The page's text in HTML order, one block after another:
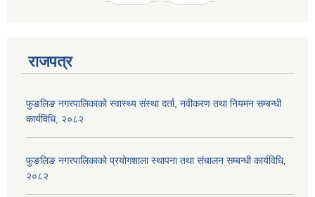
राजपत्र
फुङलिङ नगरपालिकाको स्वास्थ्य संस्था दर्ता, नवीकरण तथा नियमन सम्बन्धी
कार्यविधि, २०८२
फुङलिङ नगरपालिकाको प्रयोगशाला स्थापना तथा संचालन सम्बन्धी कार्यविधि‚
२०८२